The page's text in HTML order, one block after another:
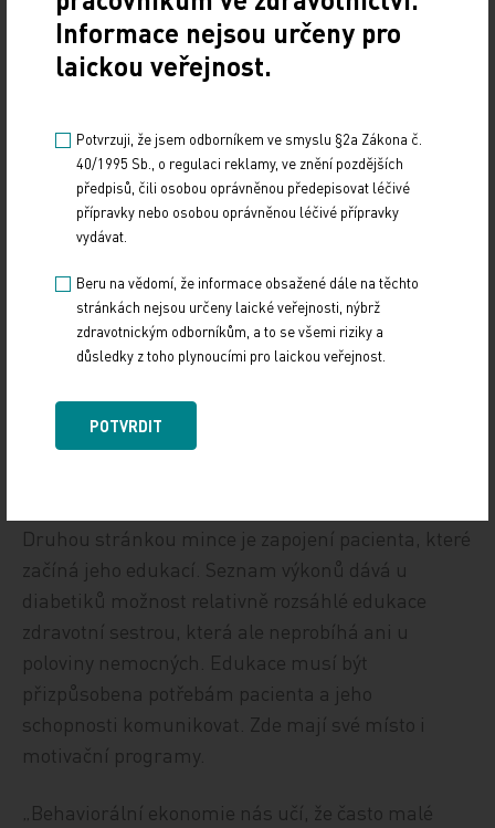
se členili pojištěnci také podle užívání léků – ve
farmaceuticko-nákladových skupinách mají být
vedle diabetiků například i kardiaci, astmatici,
onemocnění.
Změna by podle očekávání měla vést k tomu, že
zdravotní pojišťovny budou věnovat větší pozornost
péče, včetně vytváření programů disease
managementu obvyklých v mnoha zemích západní
Evropy. Následně mohou zdravotní pojišťovny
se budou lišit mezi Prahou a jinými velkými městy
na straně jedné a venkovskými oblastmi na straně
Druhou stránkou mince je zapojení pacienta, které
začíná jeho edukací. Seznam výkonů dává u
diabetiků možnost relativně rozsáhlé edukace
zdravotní sestrou, která ale neprobíhá ani u
poloviny nemocných. Edukace musí být
přizpůsobena potřebám pacienta a jeho
schopnosti komunikovat. Zde mají své místo i
motivační programy.
„Behaviorální ekonomie nás učí, že často malé
Informace nejsou určeny pro
laickou veřejnost.
Potvrzuji, že jsem odborníkem ve smyslu §2a Zákona č.
40/1995 Sb., o regulaci reklamy, ve znění pozdějších
předpisů, čili osobou oprávněnou předepisovat léčivé
přípravky nebo osobou oprávněnou léčivé přípravky
vydávat.
Beru na vědomí, že informace obsažené dále na těchto
stránkách nejsou určeny laické veřejnosti, nýbrž
zdravotnickým odborníkům, a to se všemi riziky a
důsledky z toho plynoucími pro laickou veřejnost.
POTVRDIT